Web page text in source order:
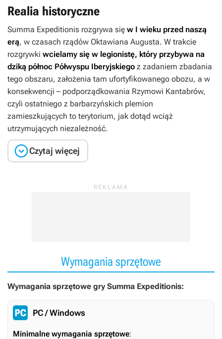
Realia historyczne
Summa Expeditionis rozgrywa się w I wieku przed naszą
erą, w czasach rządów Oktawiana Augusta. W trakcie
rozgrywki wcielamy się w legionistę, który przybywa na
dziką północ Półwyspu Iberyjskiego z zadaniem zbadania
tego obszaru, założenia tam ufortyfikowanego obozu, a w
konsekwencji – podporządkowania Rzymowi Kantabrów,
czyli ostatniego z barbarzyńskich plemion
zamieszkujących to terytorium, jak dotąd wciąż
utrzymujących niezależność.
Czytaj więcej
Wymagania sprzętowe
Wymagania sprzętowe gry Summa Expeditionis:
PC / Windows
Minimalne wymagania sprzętowe: